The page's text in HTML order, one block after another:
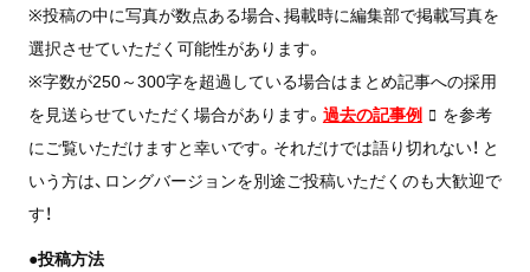
※投稿の中に写真が数点ある場合、掲載時に編集部で掲載写真を
選択させていただく可能性があります。
※字数が250～300字を超過している場合はまとめ記事への採用
を見送らせていただく場合があります。 過去の記事例
を参考
にご覧いただけますと幸いです。それだけでは語り切れない！ と
いう方は、ロングバージョンを別途ご投稿いただくのも大歓迎で
す！
●投稿方法